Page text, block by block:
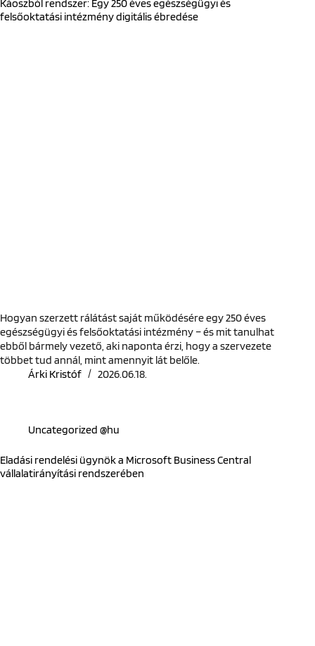
Káoszból rendszer: Egy 250 éves egészségügyi és
felsőoktatási intézmény digitális ébredése
Hogyan szerzett rálátást saját működésére egy 250 éves
egészségügyi és felsőoktatási intézmény – és mit tanulhat
ebből bármely vezető, aki naponta érzi, hogy a szervezete
többet tud annál, mint amennyit lát belőle.
Árki Kristóf
2026.06.18.
Uncategorized @hu
Eladási rendelési ügynök a Microsoft Business Central
vállalatirányítási rendszerében